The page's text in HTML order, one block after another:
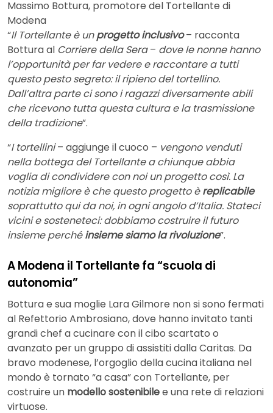
Massimo Bottura, promotore del Tortellante di
Modena
“Il Tortellante è unprogetto inclusivo– racconta
Bottura al Corriere della Sera– dove le nonne hanno
l’opportunità per far vedere e raccontare a tutti
questo pesto segreto: il ripieno del tortellino.
Dall’altra parte ci sono i ragazzi diversamente abili
che ricevono tutta questa cultura e la trasmissione
della tradizione”.
“I tortellini– aggiunge il cuoco – vengono venduti
nella bottega del Tortellante a chiunque abbia
voglia di condividere con noi un progetto così. La
notizia migliore è che questo progetto èreplicabile
soprattutto qui da noi, in ogni angolo d’Italia. Stateci
vicini e sosteneteci: dobbiamo costruire il futuro
insieme perchéinsieme siamo la rivoluzione”.
A Modena il Tortellante fa “scuola di
autonomia”
Bottura e sua moglie Lara Gilmore non si sono fermati
al Refettorio Ambrosiano, dove hanno invitato tanti
grandi chef a cucinare con il cibo scartato o
avanzato per un gruppo di assistiti dalla Caritas. Da
bravo modenese, l’orgoglio della cucina italiana nel
mondo è tornato “a casa” con Tortellante, per
costruire un modello sostenibilee una rete di relazioni
virtuose.